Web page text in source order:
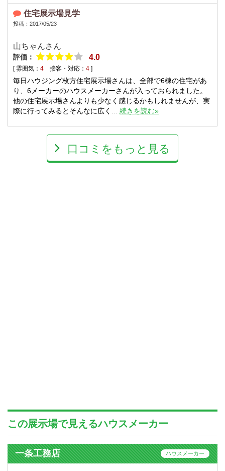
住宅展示場見学
投稿：2017/05/23
山ちゃんさん
評価： 4.0
[ 雰囲気： 4 接客・対応： 4 ]
毎日ハウジング枚方住宅展示場さんは、全部で6棟の住宅があ
り、6メーカーのハウスメーカーさんが入っておられました。
他の住宅展示場さんよりも少なく感じるかもしれませんが、実
際に行ってみるとそんなに広く...
続きを読む»
口コミをもっと見る
この展示場で見えるハウスメーカー
一条工務店 ハウスメーカー